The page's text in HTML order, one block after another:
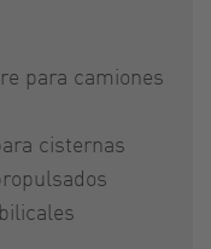
para camiones
cisternas